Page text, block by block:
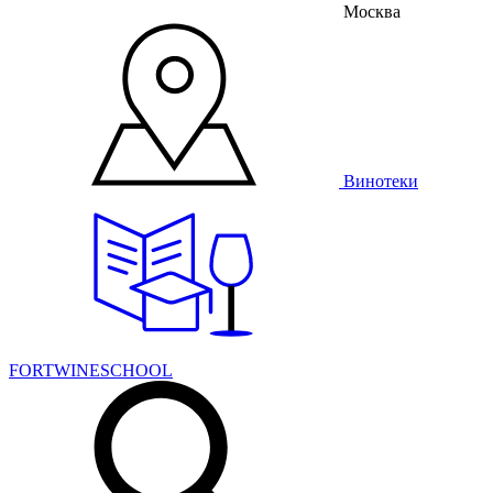
Москва
Винотеки
FORTWINESCHOOL